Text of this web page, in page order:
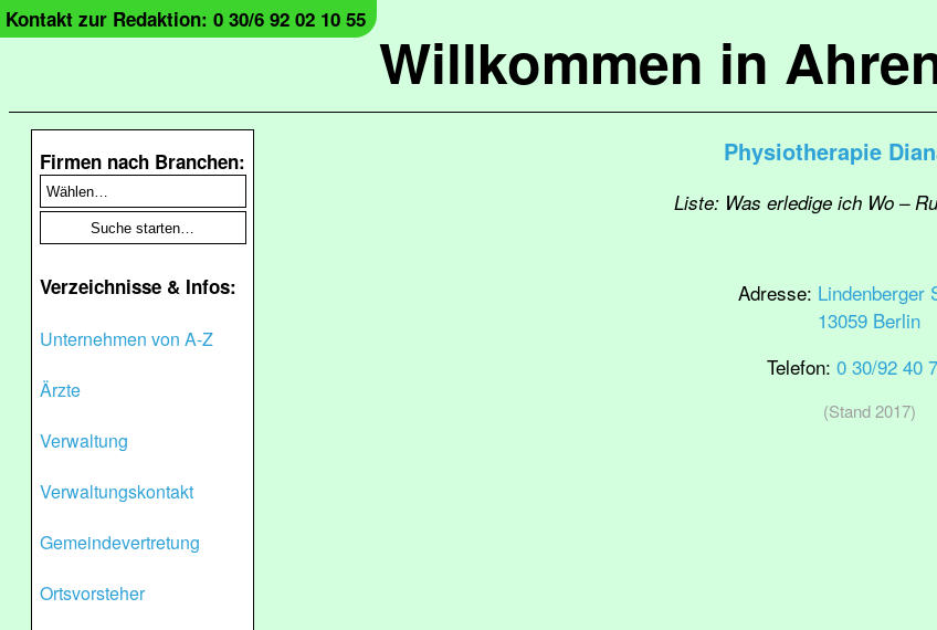
Willkommen in
Kontakt zur Redaktion: 0 30/6 92 02 10 55
Firmen nach Branchen:
Verzeichnisse & Infos:
Unternehmen von A-Z
Ärzte
Verwaltung
Verwaltungskontakt
Gemeindevertretung
Ortsvorsteher
Physiotherapie
Liste: Was erledige ich Wo –
Adresse: Lindenberger
13059 Berlin
Telefon: 0 30/92 40
(Stand 2017)